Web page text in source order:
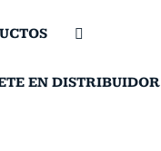
EN DISTRIBUIDOR